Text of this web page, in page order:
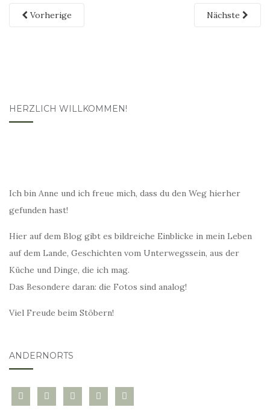
Vorherige Nächste
HERZLICH WILLKOMMEN!
Ich bin Anne und ich freue mich, dass du den Weg hierher
gefunden hast!
Hier auf dem Blog gibt es bildreiche Einblicke in mein Leben
auf dem Lande, Geschichten vom Unterwegssein, aus der
Küche und Dinge, die ich mag.
Das Besondere daran: die Fotos sind analog!
Viel Freude beim Stöbern!
ANDERNORTS
bloglovininstagramtwitter pinterest
mail